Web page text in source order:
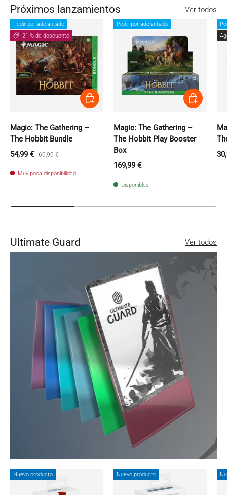
Próximos lanzamientos Ver todos
Pedir por adelantado
21 % de descuento
Magic: The Gathering –
The Hobbit Bundle
Precio de venta
54,99 € Precio normal
69,99 €
Muy poca disponibilidad
Pedir por adelantado
Pedir por adelantado
Magic: The Gathering –
The Hobbit Play Booster
Box
Precio normal
169,99 €
Disponibles
Pedir por
Ultimate Guard Ver todos
Nuevo producto Nuevo producto